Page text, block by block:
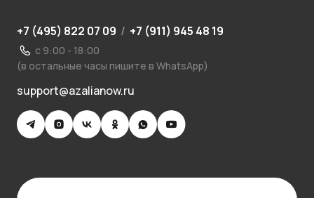
+7 (495) 822 07 09 / +7 (911) 945 48 19
с 9:00 - 18:00
(в остальные часы пишите в WhatsApp)
support@azalianow.ru